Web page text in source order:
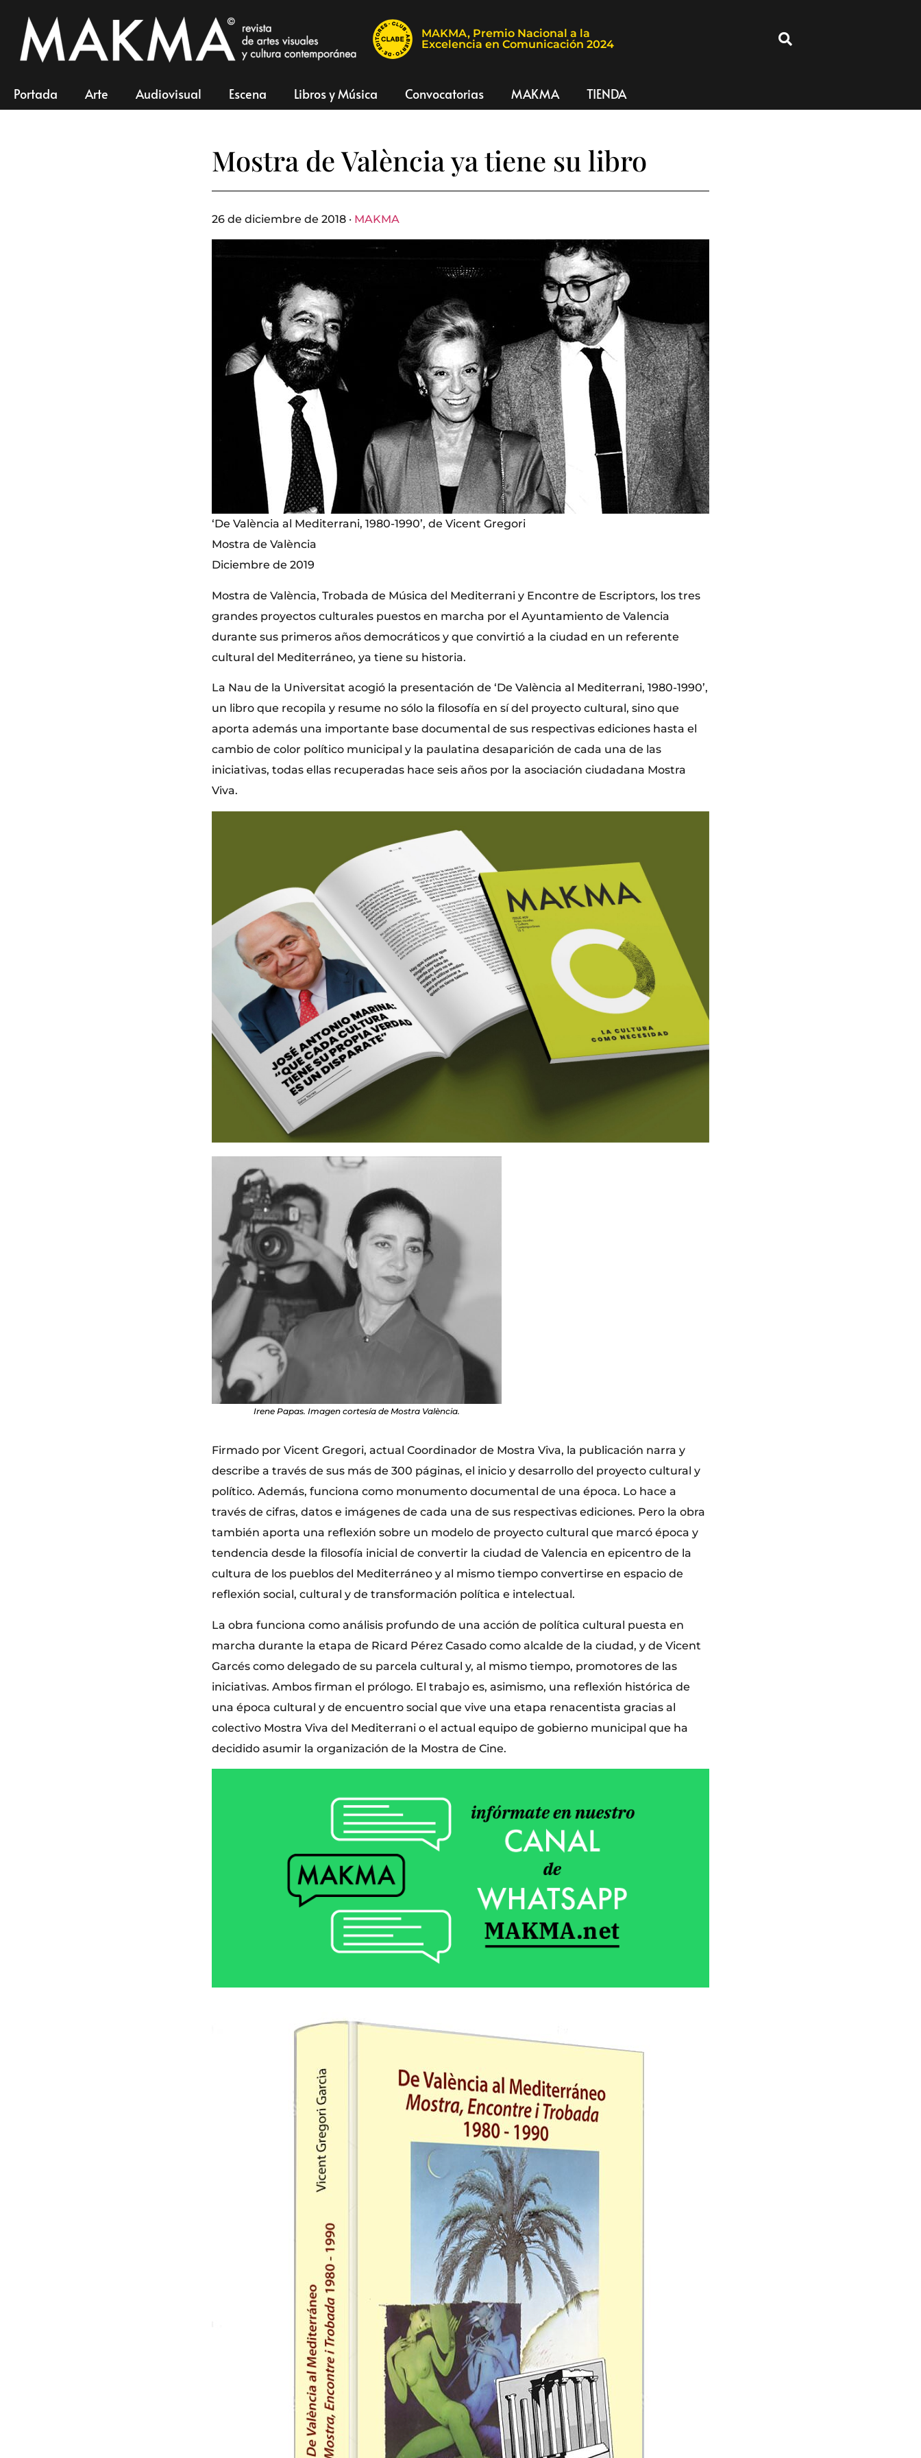
MAKMA, Premio Nacional a la
Excelencia en Comunicación 2024
Portada Arte Audiovisual Escena Libros y Música Convocatorias MAKMA TIENDA
Mostra de València ya tiene su libro
26 de diciembre de 2018 · MAKMA
‘De València al Mediterrani, 1980-1990’, de Vicent Gregori
Mostra de València
Diciembre de 2019
Mostra de València, Trobada de Música del Mediterrani y Encontre de Escriptors, los tres
grandes proyectos culturales puestos en marcha por el Ayuntamiento de Valencia
durante sus primeros años democráticos y que convirtió a la ciudad en un referente
cultural del Mediterráneo, ya tiene su historia.
La Nau de la Universitat acogió la presentación de ‘De València al Mediterrani, 1980-1990’,
un libro que recopila y resume no sólo la filosofía en sí del proyecto cultural, sino que
aporta además una importante base documental de sus respectivas ediciones hasta el
cambio de color político municipal y la paulatina desaparición de cada una de las
iniciativas, todas ellas recuperadas hace seis años por la asociación ciudadana Mostra
Viva.
Irene Papas. Imagen cortesía de Mostra València.
Firmado por Vicent Gregori, actual Coordinador de Mostra Viva, la publicación narra y
describe a través de sus más de 300 páginas, el inicio y desarrollo del proyecto cultural y
político. Además, funciona como monumento documental de una época. Lo hace a
través de cifras, datos e imágenes de cada una de sus respectivas ediciones. Pero la obra
también aporta una reflexión sobre un modelo de proyecto cultural que marcó época y
tendencia desde la filosofía inicial de convertir la ciudad de Valencia en epicentro de la
cultura de los pueblos del Mediterráneo y al mismo tiempo convertirse en espacio de
reflexión social, cultural y de transformación política e intelectual.
La obra funciona como análisis profundo de una acción de política cultural puesta en
marcha durante la etapa de Ricard Pérez Casado como alcalde de la ciudad, y de Vicent
Garcés como delegado de su parcela cultural y, al mismo tiempo, promotores de las
iniciativas. Ambos firman el prólogo. El trabajo es, asimismo, una reflexión histórica de
una época cultural y de encuentro social que vive una etapa renacentista gracias al
colectivo Mostra Viva del Mediterrani o el actual equipo de gobierno municipal que ha
decidido asumir la organización de la Mostra de Cine.